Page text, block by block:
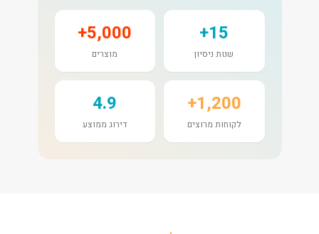
15+
שנות ניסיון
5,000+
מוצרים
1,200+
לקוחות מרוצים
4.9
דירוג ממוצע